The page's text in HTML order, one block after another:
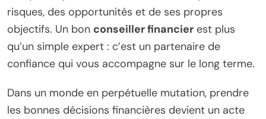
risques, des opportunités et de ses propres
objectifs. Un bon conseiller financier est plus
qu’un simple expert : c’est un partenaire de
confiance qui vous accompagne sur le long terme.
Dans un monde en perpétuelle mutation, prendre
les bonnes décisions financières devient un acte